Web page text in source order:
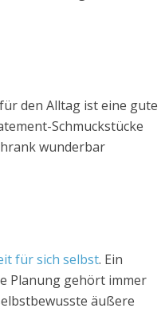
den Alltag ist eine gute
Schmuckstücke
wunderbar
für sich selbst. Ein
Planung gehört immer
äußere